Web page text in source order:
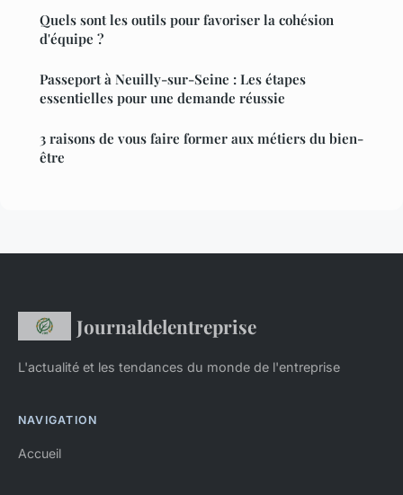
Quels sont les outils pour favoriser la cohésion
d'équipe ?
Passeport à Neuilly-sur-Seine : Les étapes
essentielles pour une demande réussie
3 raisons de vous faire former aux métiers du bien-
être
Journaldelentreprise
L'actualité et les tendances du monde de l'entreprise
NAVIGATION
Accueil